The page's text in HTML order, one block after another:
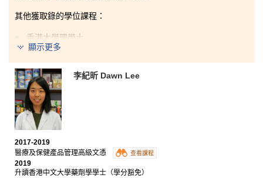
其他獲取錄的學位課程：
香港大學理學士
香港科技大學理學士(生物科技)(高年級入學)
這個高級文憑課程的設計及結構很實用，同學們除了學
習書本上的理論，我們還有不少機會應用所學到的知
識。講師們給予我們動力與鼓勵，教導我們如何實現目
標，更為我們安排實踐所學的機會，當中包括於香港大
學精神病學實驗室實習，又可以到各大型醫院和醫療公
司考察，還有遠赴澳洲昆士蘭科技大學進行交流等，讓
顯示更多
李紀昕 Dawn Lee
2017-2019
醫療及保健產品管理高級文憑
查看課程
2019
升讀香港中文大學藥劑學學士（學分豁免）